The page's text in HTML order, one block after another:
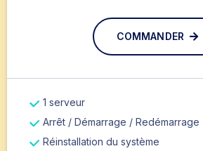
COMMANDER
1 serveur
Arrêt / Démarrage / Redémarrage
Réinstallation du système